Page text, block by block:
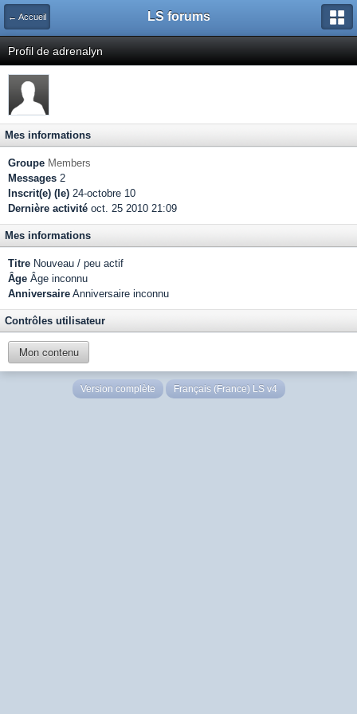
← Accueil LS forums
Profil de adrenalyn
Mes informations
Groupe Members
Messages 2
Inscrit(e) (le) 24-octobre 10
Dernière activité oct. 25 2010 21:09
Mes informations
Titre Nouveau / peu actif
Âge Âge inconnu
Anniversaire Anniversaire inconnu
Contrôles utilisateur
Mon contenu
Version complète Français (France) LS v4